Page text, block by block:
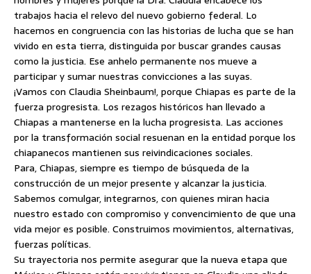
trabajos hacia el relevo del nuevo gobierno federal. Lo
hacemos en congruencia con las historias de lucha que se han
vivido en esta tierra, distinguida por buscar grandes causas
como la justicia. Ese anhelo permanente nos mueve a
participar y sumar nuestras convicciones a las suyas.
¡Vamos con Claudia Sheinbaum!, porque Chiapas es parte de la
fuerza progresista. Los rezagos históricos han llevado a
Chiapas a mantenerse en la lucha progresista. Las acciones
por la transformación social resuenan en la entidad porque los
chiapanecos mantienen sus reivindicaciones sociales.
Para, Chiapas, siempre es tiempo de búsqueda de la
construcción de un mejor presente y alcanzar la justicia.
Sabemos comulgar, integrarnos, con quienes miran hacia
nuestro estado con compromiso y convencimiento de que una
vida mejor es posible. Construimos movimientos, alternativas,
fuerzas políticas.
Su trayectoria nos permite asegurar que la nueva etapa que